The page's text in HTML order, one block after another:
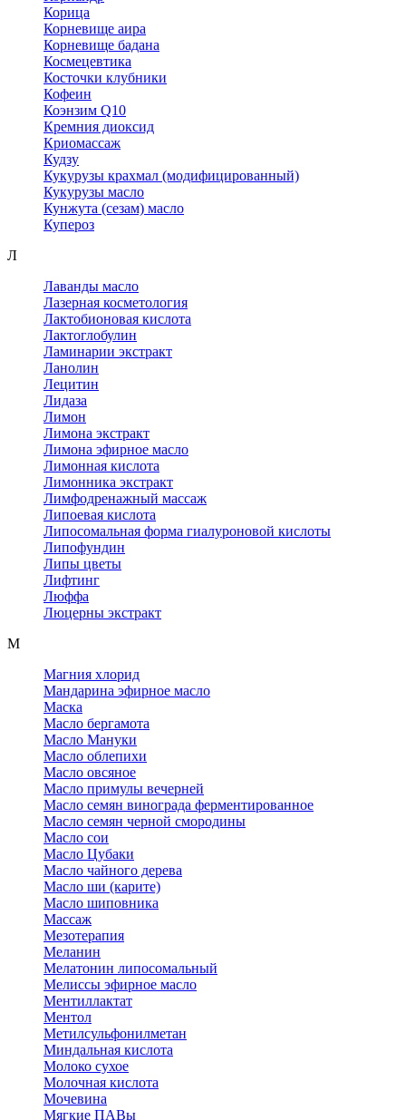
Корица
Корневище аира
Корневище бадана
Космецевтика
Косточки клубники
Кофеин
Коэнзим Q10
Кремния диоксид
Криомассаж
Кудзу
Кукурузы крахмал (модифицированный)
Кукурузы масло
Кунжута (сезам) масло
Купероз
Л
Лаванды масло
Лазерная косметология
Лактобионовая кислота
Лактоглобулин
Ламинарии экстракт
Ланолин
Лецитин
Лидаза
Лимон
Лимона экстракт
Лимона эфирное масло
Лимонная кислота
Лимонника экстракт
Лимфодренажный массаж
Липоевая кислота
Липосомальная форма гиалуроновой кислоты
Липофундин
Липы цветы
Лифтинг
Люффа
Люцерны экстракт
М
Магния хлорид
Мандарина эфирное масло
Маска
Масло бергамота
Масло Мануки
Масло облепихи
Масло овсяное
Масло примулы вечерней
Масло семян винограда ферментированное
Масло семян черной смородины
Масло сои
Масло Цубаки
Масло чайного дерева
Масло ши (карите)
Масло шиповника
Массаж
Мезотерапия
Меланин
Мелатонин липосомальный
Мелиссы эфирное масло
Ментиллактат
Ментол
Метилсульфонилметан
Миндальная кислота
Молоко сухое
Молочная кислота
Мочевина
Мягкие ПАВы